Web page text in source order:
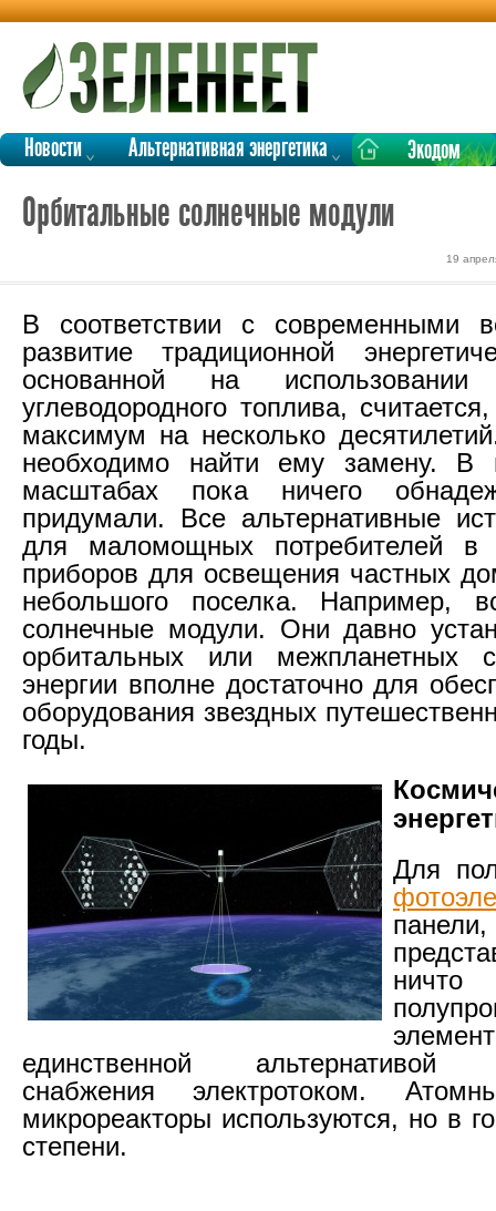
Новости Альтернативная энергетика Экодом
Орбитальные солнечные модули
19
В соответствии с современными
развитие традиционной
основанной на использовании
углеводородного топлива,
максимум на несколько
необходимо найти ему замену. В
масштабах пока ничего
придумали. Все альтернативные
для маломощных потребителей в
приборов для освещения частных
небольшого поселка. Например,
солнечные модули. Они давно
орбитальных или межпланетных
энергии вполне достаточно для
оборудования звездных
годы.
Для
панели,
единственной альтернативой
снабжения электротоком.
микрореакторы используются, но в
степени.